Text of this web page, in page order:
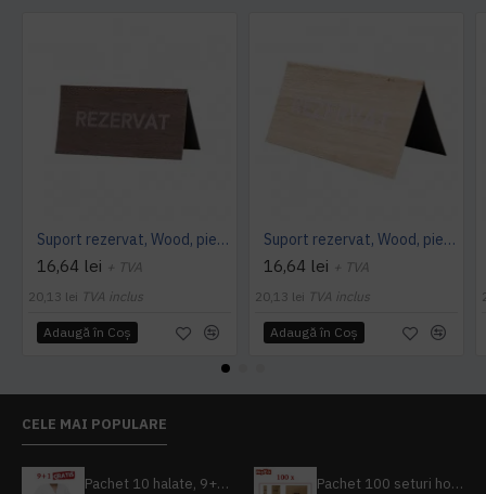
Suport rezervat, Wood, piele PU interior/exterior, lavabila, maro
16,64 lei + TVA
20,13 lei TVA inclus
Adaugă în Coş
Suport rezervat, Wood, piele PU interior/exterior, lavabila, bej
16,64 lei + TVA
20,13 lei TVA inclus
Adaugă în Coş
CELE MAI POPULARE
Pachet 10 halate, 9+1 gratuit Pachet 100 seturi hoteliere, set dentar, set barbierit, casca de dus, pila unghii, set cusut